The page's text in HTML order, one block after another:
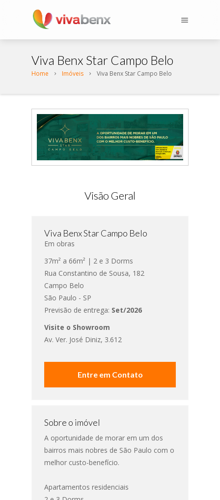
Viva Benx Star Campo Belo
Home Imóveis Viva Benx Star Campo Belo
Visão Geral
Sobre o imóvel
A oportunidade de morar em um dos
bairros mais nobres de São Paulo com o
melhor custo-benefício.
Apartamentos residenciais
Viva Benx Star Campo Belo
Em obras
37m² a 66m² | 2 e 3 Dorms
Rua Constantino de Sousa, 182
Campo Belo
São Paulo - SP
Previsão de entrega: Set/2026
Visite o Showroom
Av. Ver. José Diniz, 3.612
Entre em Contato